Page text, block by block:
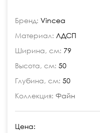
Бренд: Vincea
Материал: ЛДСП
Ширина, см: 79
Высота, см: 50
Глубина, см: 50
Коллекция: Файн
Цена: